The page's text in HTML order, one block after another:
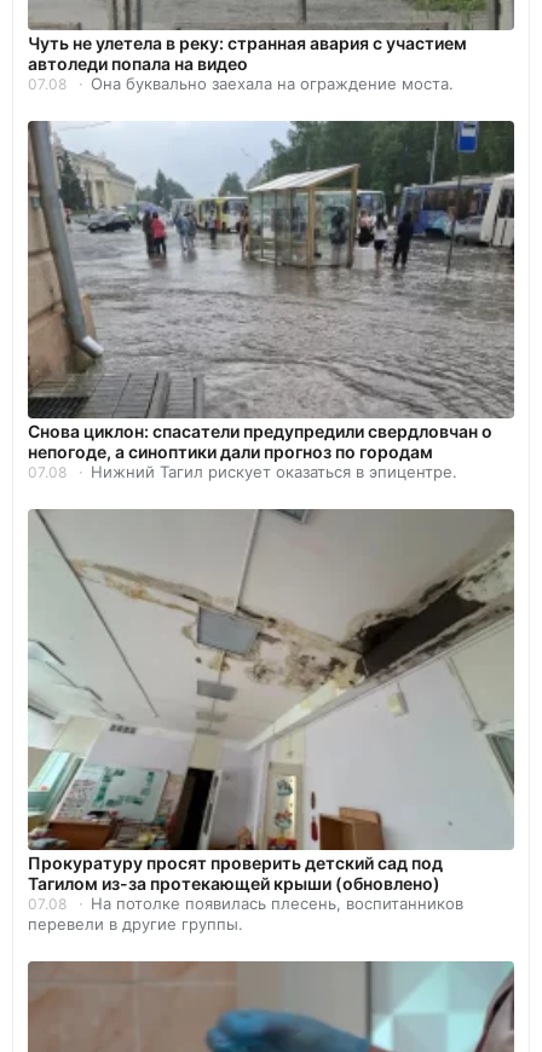
Чуть не улетела в реку: странная авария с участием
автоледи попала на видео
07.08 Она буквально заехала на ограждение моста.
Снова циклон: спасатели предупредили свердловчан о
непогоде, а синоптики дали прогноз по городам
07.08 Нижний Тагил рискует оказаться в эпицентре.
Прокуратуру просят проверить детский сад под
Тагилом из-за протекающей крыши (обновлено)
07.08
На потолке появилась плесень, воспитанников
перевели в другие группы.